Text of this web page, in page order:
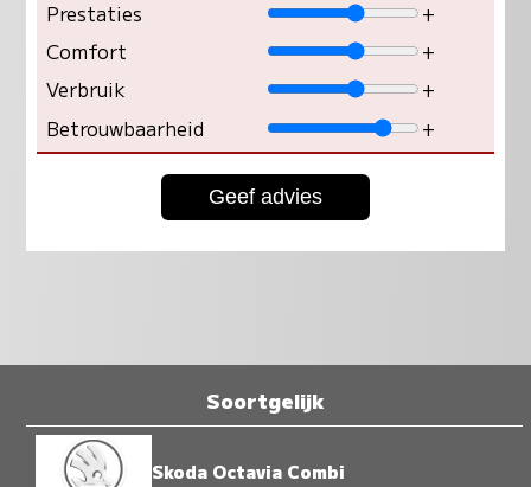
Prestaties
+
Comfort
+
Verbruik
+
Betrouwbaarheid
+
Soortgelijk
Skoda Octavia Combi